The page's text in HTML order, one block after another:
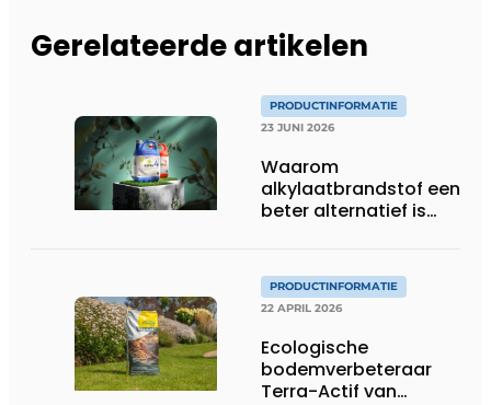
Gerelateerde artikelen
PRODUCTINFORMATIE
23 JUNI 2026
Waarom
alkylaatbrandstof een
beter alternatief is
PRODUCTINFORMATIE
22 APRIL 2026
Ecologische
bodemverbeteraar
Terra-Actif van